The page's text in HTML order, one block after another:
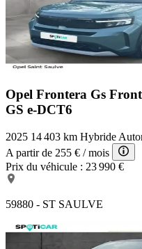
Opel Frontera Gs
GS e-DCT6
2025 14 403 km Hybride
A partir de 255 € / mois
Prix du véhicule : 23 990 €
59880 - ST SAULVE